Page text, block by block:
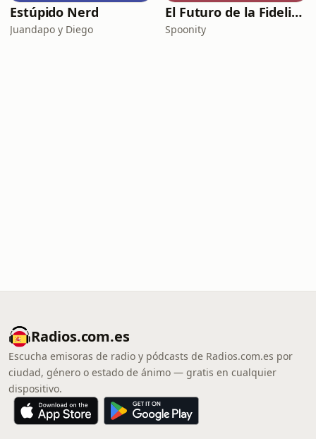
Estúpido Nerd
Juandapo y Diego
El Futuro de la Fidelización
Spoonity
Radios.com.es
Escucha emisoras de radio y pódcasts de Radios.com.es por
ciudad, género o estado de ánimo — gratis en cualquier
dispositivo.